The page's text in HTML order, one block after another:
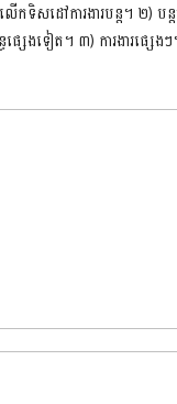
សដៅការងារបន្ត។ ២) បន្
ផ្សេងទៀត។ ៣) ការងារផ្